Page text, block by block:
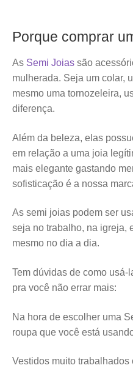
Porque comprar
As Semi Joias são
mulherada. Seja um colar,
mesmo uma tornozeleira,
diferença.
Além da beleza, elas
em relação a uma joia
mais elegante gastando
sofisticação é a nossa
As semi joias podem ser
seja no trabalho, na igreja,
mesmo no dia a dia.
Tem dúvidas de como
pra você não errar mais:
Na hora de escolher uma
roupa que você está
Vestidos muito